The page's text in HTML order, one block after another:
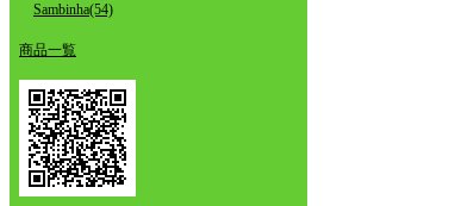
Sambinha(54)
商品一覧